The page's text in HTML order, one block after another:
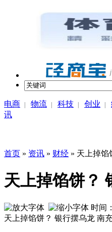
电商 | 物流 | 科技 | 创业 |
讯
首页 » 资讯 » 财经 » 天上掉馅
天上掉馅饼？
时间
天上掉馅饼？ 银行摆乌龙 南